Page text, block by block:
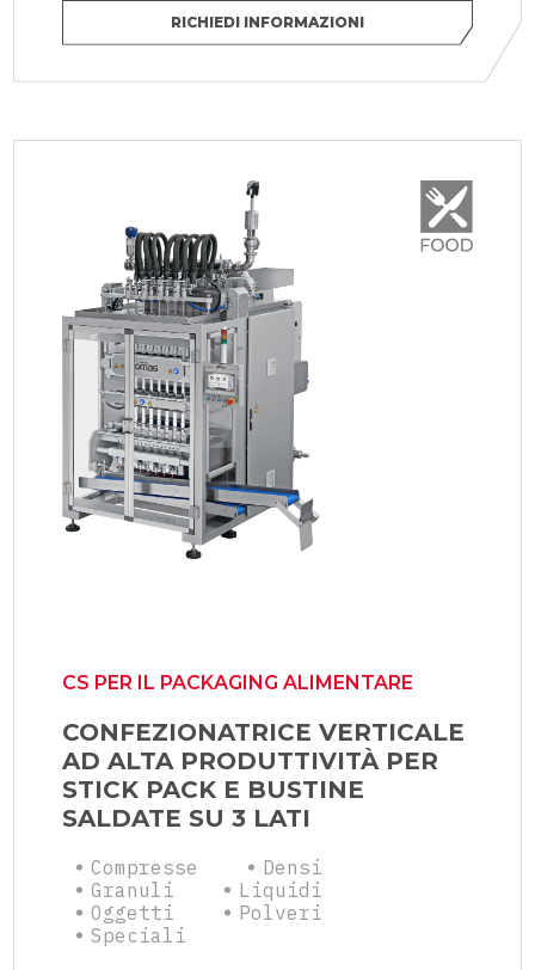
RICHIEDI INFORMAZIONI
CS PER IL PACKAGING ALIMENTARE
CONFEZIONATRICE VERTICALE
AD ALTA PRODUTTIVITÀ PER
STICK PACK E BUSTINE
SALDATE SU 3 LATI
Compresse
Densi
Granuli
Liquidi
Oggetti
Polveri
Speciali